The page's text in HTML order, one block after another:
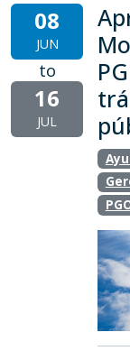
08
JUN
to
16
JUL